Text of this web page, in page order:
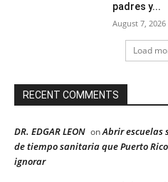
padres y...
August 7, 2026
Load
RECENT COMMENTS
DR. EDGAR LEON onAbrir escuelas
de tiempo sanitaria que Puerto
ignorar